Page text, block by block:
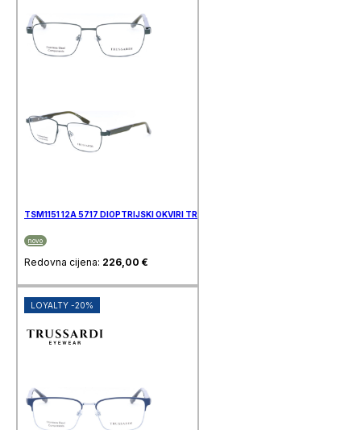
TSM1151 12A 5717 DIOPTRIJSKI OKVIRI TRUSSARDI
novo
Redovna cijena: 226,00 €
LOYALTY -20%